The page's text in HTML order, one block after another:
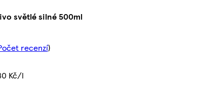
světlé silné 500ml
recenzí)
Kč/l